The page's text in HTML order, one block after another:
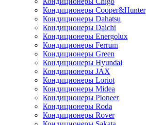
Кондиционеры Cooper&Hunter
Кондиционеры Dahatsu
Кондиционеры Daichi
Кондиционеры Energolux
Кондиционеры Ferrum
Кондиционеры Green
Кондиционеры Hyundai
Кондиционеры JAX
Кондиционеры Loriot
Кондиционеры Midea
Кондиционеры Pioneer
Кондиционеры Roda
Кондиционеры Rover